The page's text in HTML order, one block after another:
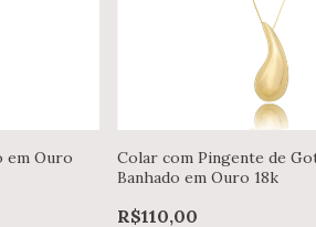
em Ouro
Colar com Pingente de
Banhado em Ouro 18k
R$110,00